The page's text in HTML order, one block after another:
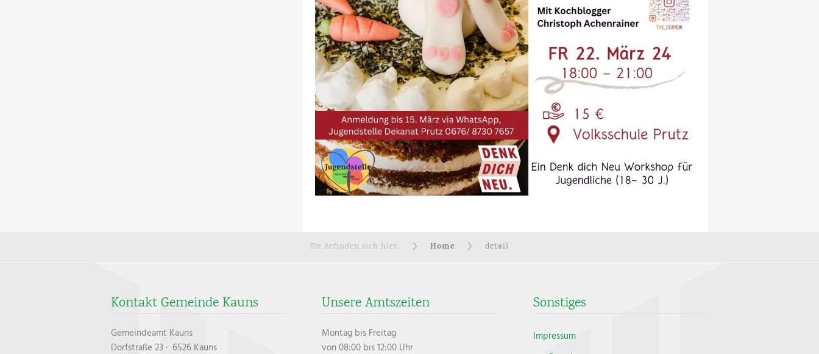
Sie befinden sich hier Home detail
Kontakt Gemeinde Kauns
Gemeindeamt Kauns
Dorfstraße 23 · 6526 Kauns
Unsere Amtszeiten
Montag bis Freitag
von 08:00 bis 12:00 Uhr
Sonstiges
Impressum